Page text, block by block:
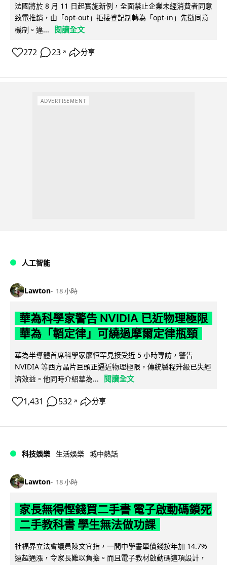
法國將於 8 月 11 日起實施新例，全面禁止企業未經消費者同意
致電推銷，由「opt-out」拒接登記制轉為「opt-in」先徵同意
機制。違...
閱讀全文
272 23 ↗ 分享
ADVERTISEMENT
人工智能
Lawton 18 小時
華為科學家警告 NVIDIA 已近物理極限
華為「韜定律」可繞過摩爾定律瓶頸
華為半導體首席科學家廖恒罕見接受近 5 小時專訪，警告
NVIDIA 等西方晶片巨頭正逼近物理極限，傳統製程升級已失經
濟效益。他同時介紹華為...
閱讀全文
1,431 532 ↗ 分享
科技娛樂 生活娛樂 城中熱話
Lawton 18 小時
家長無得慳錢買二手書 電子啟動碼鎖死
二手教科書 學生無法做功課
社福界立法會議員陳文宜指，一間中學書單價錢按年加 14.7%
遠超通漲，令家長難以負擔。而且電子教材啟動碼這項設計，